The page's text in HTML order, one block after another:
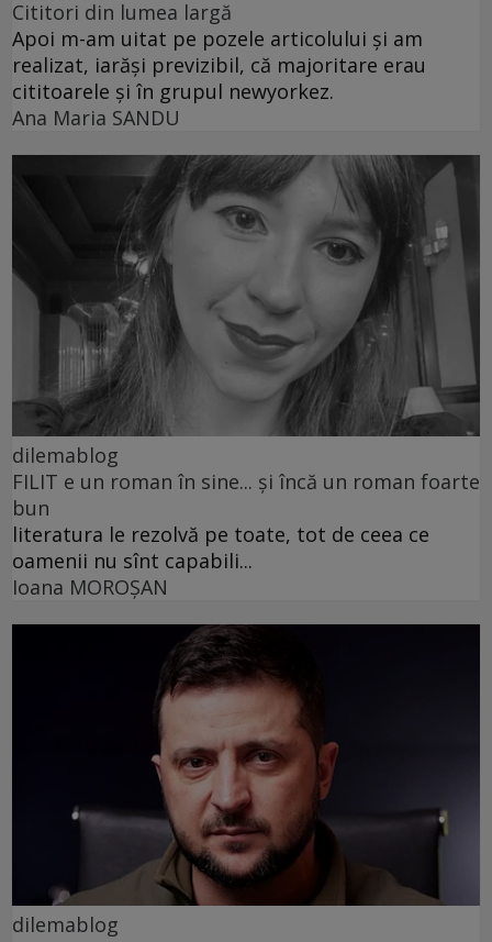
Cititori din lumea largă
Apoi m-am uitat pe pozele articolului și am
realizat, iarăși previzibil, că majoritare erau
cititoarele și în grupul newyorkez.
Ana Maria SANDU
dilemablog
FILIT e un roman în sine... și încă un roman foarte
bun
literatura le rezolvă pe toate, tot de ceea ce
oamenii nu sînt capabili...
Ioana MOROȘAN
dilemablog